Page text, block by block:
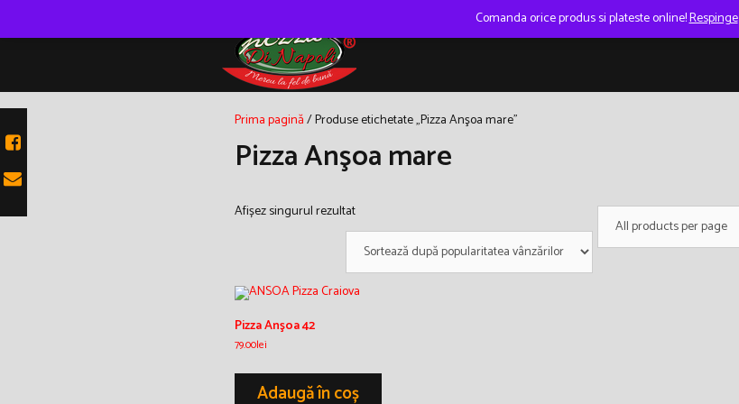
Comanda orice produs si plateste online!Respinge
Prima pagină/ Produse etichetate „Pizza Anşoa mare”
Pizza Anşoa mare
Afișez singurul rezultat
Pizza Anşoa 42
79.00lei
Adaugă în coș